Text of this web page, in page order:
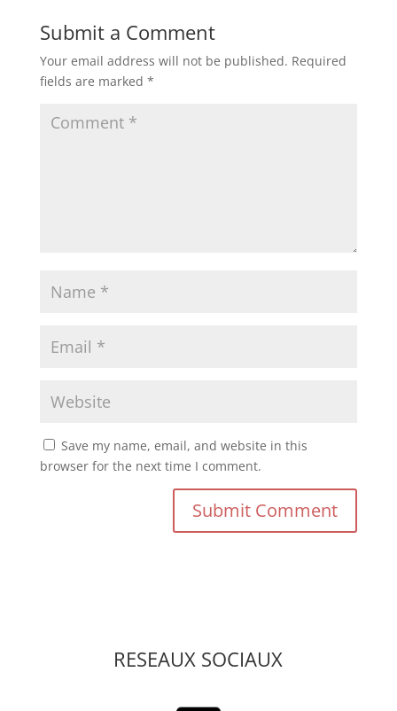
Submit a Comment
Your email address will not be published. Required
fields are marked *
Save my name, email, and website in this
browser for the next time I comment.
RESEAUX SOCIAUX